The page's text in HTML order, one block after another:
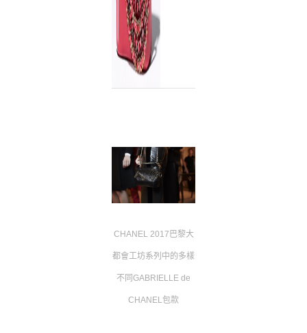
CHANEL 2017巴黎大
都會工坊系列中的多樣
不同GABRIELLE de
CHANEL包款